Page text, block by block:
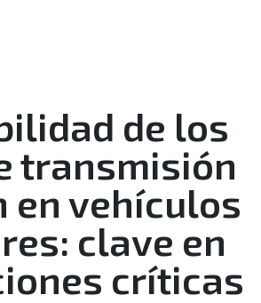
de los
transmisión
en vehículos
clave en
críticas